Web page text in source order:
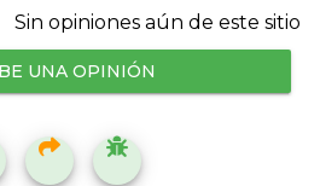
Sin opiniones aún de este sitio
UNA OPINIÓN